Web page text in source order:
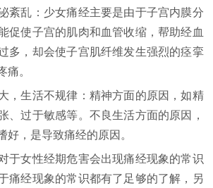
乱：少女痛经主要是由于子宫内膜分
促使子宫的肌肉和血管收缩，帮助经血
多，却会使子宫肌纤维发生强烈的痉挛
痛。
生活不规律：精神方面的原因，如精
、过于敏感等。不良生活方面的原因，
好，是导致痛经的原因。
女性经期危害会出现痛经现象的常识
痛经现象的常识都有了足够的了解，另